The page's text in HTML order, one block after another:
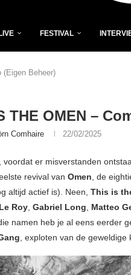
LIVE FESTIVAL
(Eigen Beheer)
THE OMEN –
Comhaire 22/02/2025
voordat er misverstanden
revival van Omen, de
altijd actief is). Neen, This is
Roy, Gabriel Long, Matteo
namen heb je al eens eerder
, exploten van de geweldige